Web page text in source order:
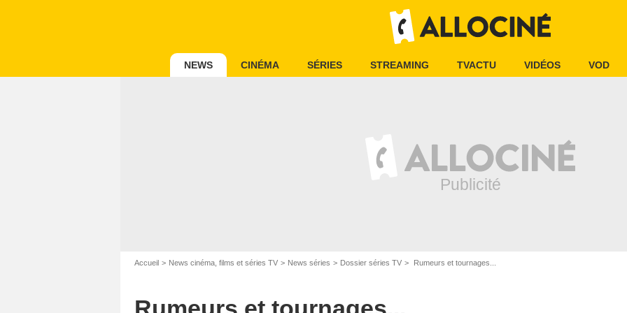
NEWS CINÉMA SÉRIES STREAMING TVACTU VIDÉOS VOD
Accueil News cinéma, films et séries TV News séries Dossier séries TV Rumeurs et tournages...